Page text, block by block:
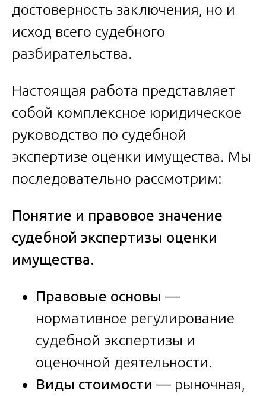
достоверность заключения, но и
исход всего судебного
разбирательства.
Настоящая работа представляет
собой комплексное юридическое
руководство по судебной
экспертизе оценки имущества. Мы
последовательно рассмотрим:
Понятие и правовое значение
судебной экспертизы оценки
имущества.
Правовые основы —
нормативное регулирование
судебной экспертизы и
оценочной деятельности.
Виды стоимости — рыночная,